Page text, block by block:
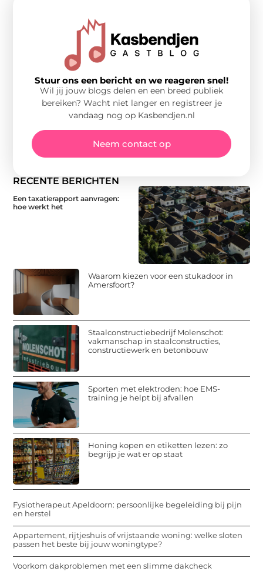
RECENTE BERICHTEN
Een taxatierapport aanvragen:
hoe werkt het
Waarom kiezen voor een stukadoor in
Amersfoort?
Staalconstructiebedrijf Molenschot:
vakmanschap in staalconstructies,
constructiewerk en betonbouw
Sporten met elektroden: hoe EMS-
training je helpt bij afvallen
Honing kopen en etiketten lezen: zo
begrijp je wat er op staat
Fysiotherapeut Apeldoorn: persoonlijke begeleiding bij pijn
en herstel
Appartement, rijtjeshuis of vrijstaande woning: welke sloten
passen het beste bij jouw woningtype?
Voorkom dakproblemen met een slimme dakcheck
Stuur ons een bericht en we reageren snel!
Wil jij jouw blogs delen en een breed publiek
bereiken? Wacht niet langer en registreer je
vandaag nog op Kasbendjen.nl
Neem contact op